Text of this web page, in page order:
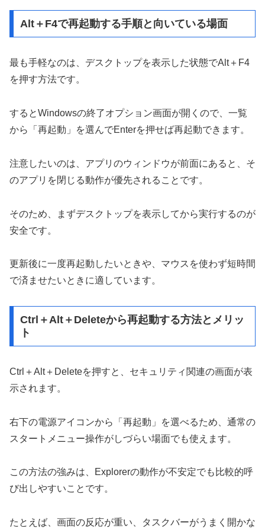
Alt＋F4で再起動する手順と向いている場面
最も手軽なのは、デスクトップを表示した状態でAlt＋F4
を押す方法です。
するとWindowsの終了オプション画面が開くので、一覧
から「再起動」を選んでEnterを押せば再起動できます。
注意したいのは、アプリのウィンドウが前面にあると、そ
のアプリを閉じる動作が優先されることです。
そのため、まずデスクトップを表示してから実行するのが
安全です。
更新後に一度再起動したいときや、マウスを使わず短時間
で済ませたいときに適しています。
Ctrl＋Alt＋Deleteから再起動する方法とメリッ
ト
Ctrl＋Alt＋Deleteを押すと、セキュリティ関連の画面が表
示されます。
右下の電源アイコンから「再起動」を選べるため、通常の
スタートメニュー操作がしづらい場面でも使えます。
この方法の強みは、Explorerの動作が不安定でも比較的呼
び出しやすいことです。
たとえば、画面の反応が重い、タスクバーがうまく開かな